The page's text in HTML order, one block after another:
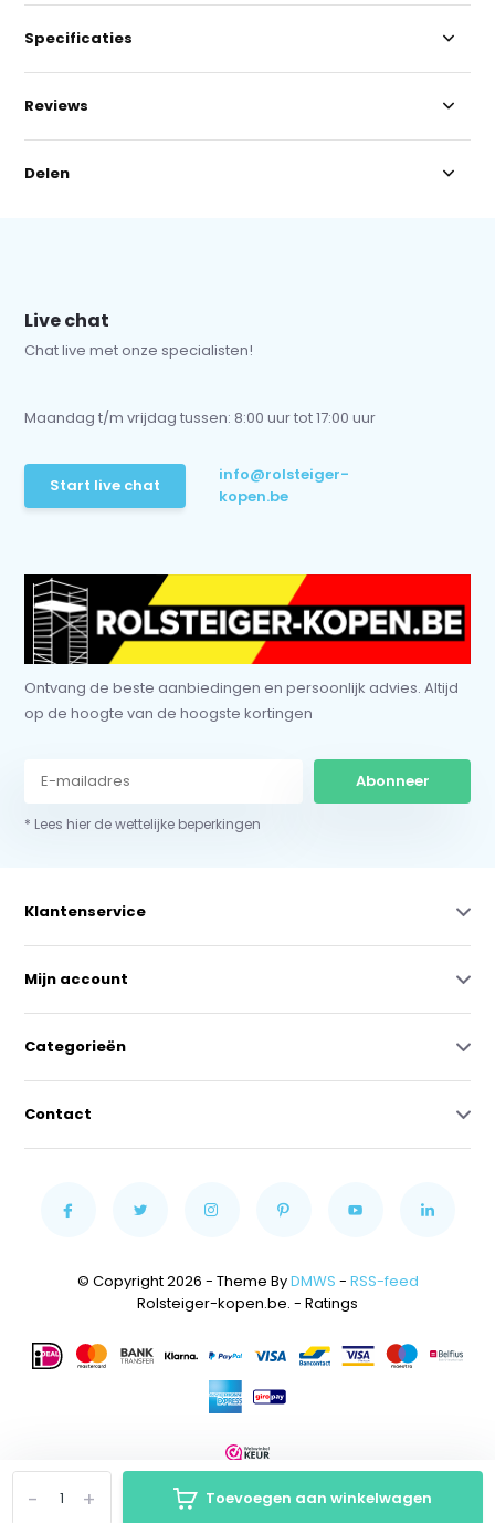
+
- Toevoegen aan winkelwagen
Specificaties
Reviews
Delen
Live chat
Chat live met onze specialisten!
Maandag t/m vrijdag tussen: 8:00 uur tot 17:00 uur
Start live chat
info@rolsteiger-
kopen.be
Ontvang de beste aanbiedingen en persoonlijk advies. Altijd
op de hoogte van de hoogste kortingen
Abonneer
* Lees hier de wettelijke beperkingen
Klantenservice
Mijn account
Categorieën
Contact
© Copyright 2026 - Theme ByDMWS - RSS-feed
Rolsteiger-kopen.be. - Ratings